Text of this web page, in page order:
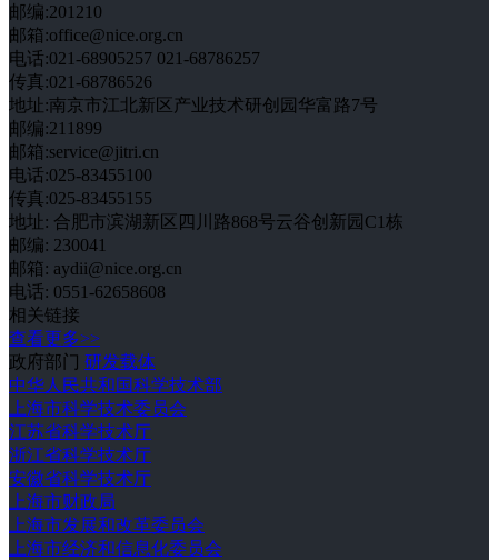
邮编:201210
邮箱:office@nice.org.cn
电话:021-68905257 021-68786257
传真:021-68786526
地址:南京市江北新区产业技术研创园华富路7号
邮编:211899
邮箱:service@jitri.cn
电话:025-83455100
传真:025-83455155
地址: 合肥市滨湖新区四川路868号云谷创新园C1栋
邮编: 230041
邮箱: aydii@nice.org.cn
电话: 0551-62658608
相关链接
查看更多>>
政府部门 研发载体
中华人民共和国科学技术部
上海市科学技术委员会
江苏省科学技术厅
浙江省科学技术厅
安徽省科学技术厅
上海市财政局
上海市发展和改革委员会
上海市经济和信息化委员会